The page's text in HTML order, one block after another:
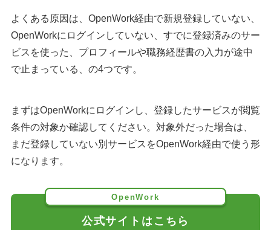
よくある原因は、OpenWork経由で新規登録していない、
OpenWorkにログインしていない、すでに登録済みのサー
ビスを使った、プロフィールや職務経歴書の入力が途中
で止まっている、の4つです。
まずはOpenWorkにログインし、登録したサービスが閲覧
条件の対象か確認してください。対象外だった場合は、
まだ登録していない別サービスをOpenWork経由で使う形
になります。
OpenWork
公式サイトはこちら